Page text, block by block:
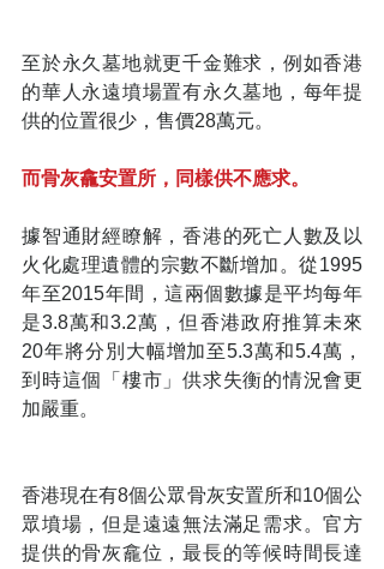
至於永久墓地就更千金難求，例如香港
的華人永遠墳場置有永久墓地，每年提
供的位置很少，售價28萬元。
而骨灰龕安置所，同樣供不應求。
據智通財經瞭解，香港的死亡人數及以
火化處理遺體的宗數不斷增加。從1995
年至2015年間，這兩個數據是平均每年
是3.8萬和3.2萬，但香港政府推算未來
20年將分別大幅增加至5.3萬和5.4萬，
到時這個「樓市」供求失衡的情況會更
加嚴重。
香港現在有8個公眾骨灰安置所和10個公
眾墳場，但是遠遠無法滿足需求。官方
提供的骨灰龕位，最長的等候時間長達